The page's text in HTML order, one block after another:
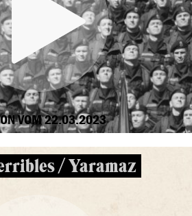
VOM 22.03.2023
/ Yaramaz